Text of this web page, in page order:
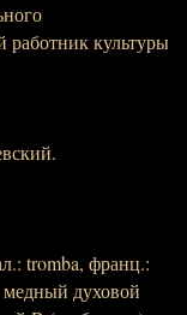
работник культуры
tromba, франц.:
медный духовой